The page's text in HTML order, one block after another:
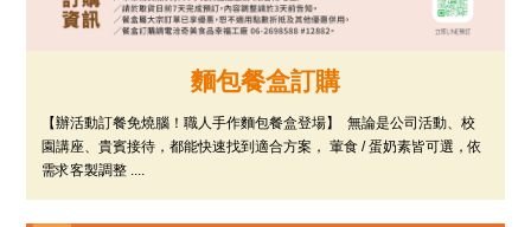
麵包餐盒訂購
【辦活動訂餐免燒腦！職人手作麵包餐盒登場】 ​無論是公司活動、校
園講座、貴賓接待，都能快速找到適合方案， 葷食 / 蛋奶素皆可選，依
需求客製調整 ....